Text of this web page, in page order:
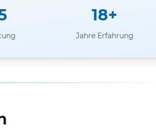
18+
Jahre Erfahrung